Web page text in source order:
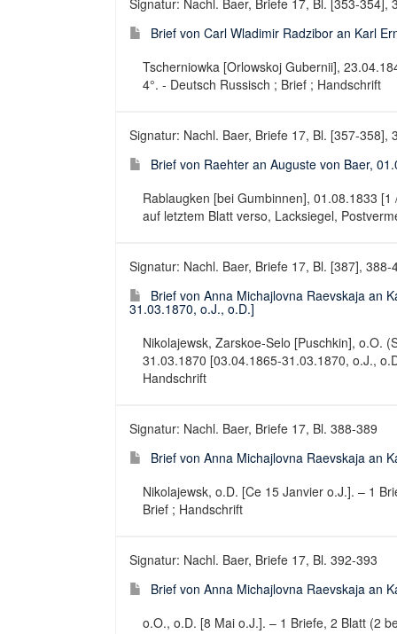
Signatur: Nachl. Baer, Briefe 17, Bl. [353-354],
Brief von Carl Wladimir Radzibor an Karl
Tscherniowka [Orlowskoj Gubernii],
4°. - Deutsch Russisch ; Brief ; Handschrift
Signatur: Nachl. Baer, Briefe 17, Bl. [357-358],
Brief von Raehter an Auguste von Baer,
Rablaugken [bei Gumbinnen], 01.08.1833
auf letztem Blatt verso, Lacksiegel,
Signatur: Nachl. Baer, Briefe 17, Bl. [387], 388-
Brief von Anna Michajlovna Raevskaja an
31.03.1870, o.J., o.D.]
Nikolajewsk, Zarskoe-Selo [Puschkin], o.O.
31.03.1870 [03.04.1865-31.03.1870, o.J.,
Handschrift
Signatur: Nachl. Baer, Briefe 17, Bl. 388-389
Brief von Anna Michajlovna Raevskaja an
Nikolajewsk, o.D. [Ce 15 Janvier o.J.]. – 1
Brief ; Handschrift
Signatur: Nachl. Baer, Briefe 17, Bl. 392-393
Brief von Anna Michajlovna Raevskaja an
o.O., o.D. [8 Mai o.J.]. – 1 Briefe, 2 Blatt (2